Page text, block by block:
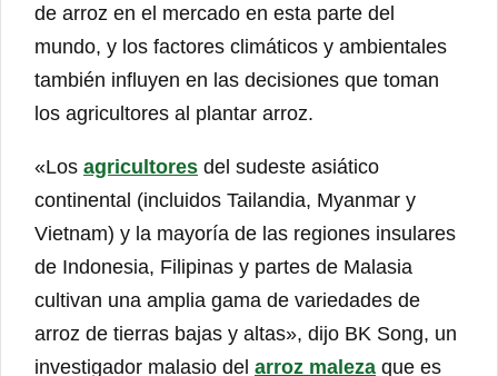
de arroz en el mercado en esta parte del
mundo, y los factores climáticos y ambientales
también influyen en las decisiones que toman
los agricultores al plantar arroz.
«Los agricultores del sudeste asiático
continental (incluidos Tailandia, Myanmar y
Vietnam) y la mayoría de las regiones insulares
de Indonesia, Filipinas y partes de Malasia
cultivan una amplia gama de variedades de
arroz de tierras bajas y altas», dijo BK Song, un
investigador malasio del arroz maleza que es